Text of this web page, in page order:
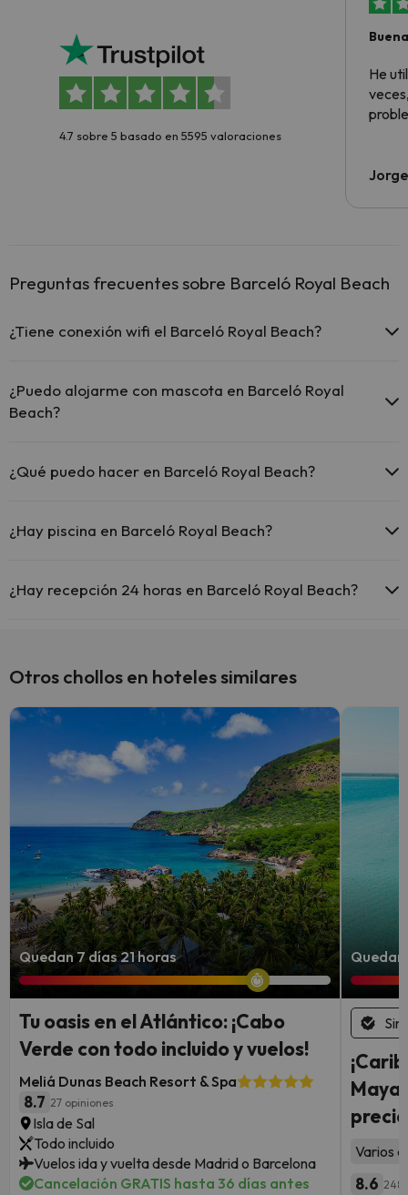
4.7 sobre 5 basado en 5595 valoraciones
He
Preguntas frecuentes sobre Barceló Royal Beach
¿Tiene conexión wifi el Barceló Royal Beach?
¿Puedo alojarme con mascota en Barceló Royal
Beach?
¿Qué puedo hacer en Barceló Royal Beach?
(algunas pueden ser de pago).
¿Hay piscina en Barceló Royal Beach?
pago) Aquí tienes más info sobre la piscina y otras instalaciones.
¿Hay recepción 24 horas en Barceló Royal Beach?
Otros chollos en hoteles similares
Quedan 7 días 21 horas
Tu oasis en el Atlántico: ¡Cabo
Verde con todo incluido y vuelos!
Meliá Dunas Beach Resort & Spa
8.7 27 opiniones
Isla de Sal
Todo incluido
Vuelos ida y vuelta desde Madrid o Barcelona
Cancelación GRATIS hasta 36 días antes
Quedan
Maya
precio
Varios
8.6 248